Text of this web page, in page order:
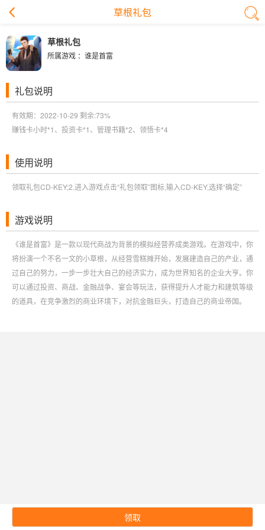
草根礼包
草根礼包
所属游戏 ： 谁是首富
礼包说明
有效期：2022-10-29 剩余:73%
赚钱卡小时*1、投资卡*1、管理书籍*2、领悟卡*4
使用说明
领取礼包CD-KEY;2.进入游戏点击“礼包领取”图标,输入CD-KEY,选择“确定”
游戏说明
《谁是首富》是一款以现代商战为背景的模拟经营养成类游戏。在游戏中，你
将扮演一个不名一文的小草根，从经营雪糕摊开始，发展建造自己的产业，通
过自己的努力，一步一步壮大自己的经济实力，成为世界知名的企业大亨。你
可以通过投资、商战、金融战争、宴会等玩法，获得提升人才能力和建筑等级
的道具，在竞争激烈的商业环境下，对抗金融巨头，打造自己的商业帝国。
领取